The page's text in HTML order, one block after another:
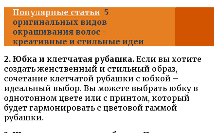
Популярные статьи 5
оригинальных видов
окрашивания волос -
креативные и стильные идеи
2. Юбка и клетчатая рубашка. Если вы хотите
создать женственный и стильный образ,
сочетание клетчатой рубашки с юбкой –
идеальный выбор. Вы можете выбрать юбку в
однотонном цвете или с принтом, который
будет гармонировать с цветовой гаммой
рубашки.